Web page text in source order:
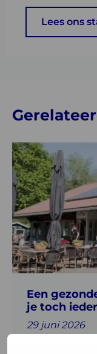
Lees ons
Een
je toch
29 juni 2026
Lees
meer
over
Een
gezonde
leefomgeving:
dat
gun
je
iedereen
(video)